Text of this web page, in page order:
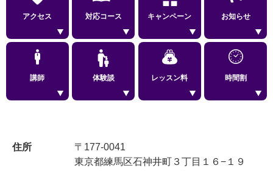
アクセス 対応コース キャンペーン お知らせ
講師 体験談 レッスン料 時間割
住所
〒177-0041
東京都練馬区石神井町３丁目１６−１９